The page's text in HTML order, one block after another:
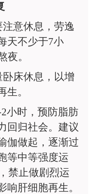
意休息，劳逸
天不少于7小
夜。
床休息，以增
生。
小时，预防脂肪
回归社会。建议
伽做起，逐渐过
等中等强度运
禁止做剧烈运
响肝细胞再生。